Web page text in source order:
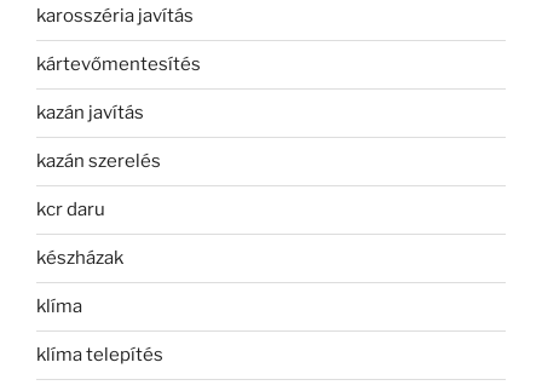
karosszéria javítás
kártevőmentesítés
kazán javítás
kazán szerelés
kcr daru
készházak
klíma
klíma telepítés